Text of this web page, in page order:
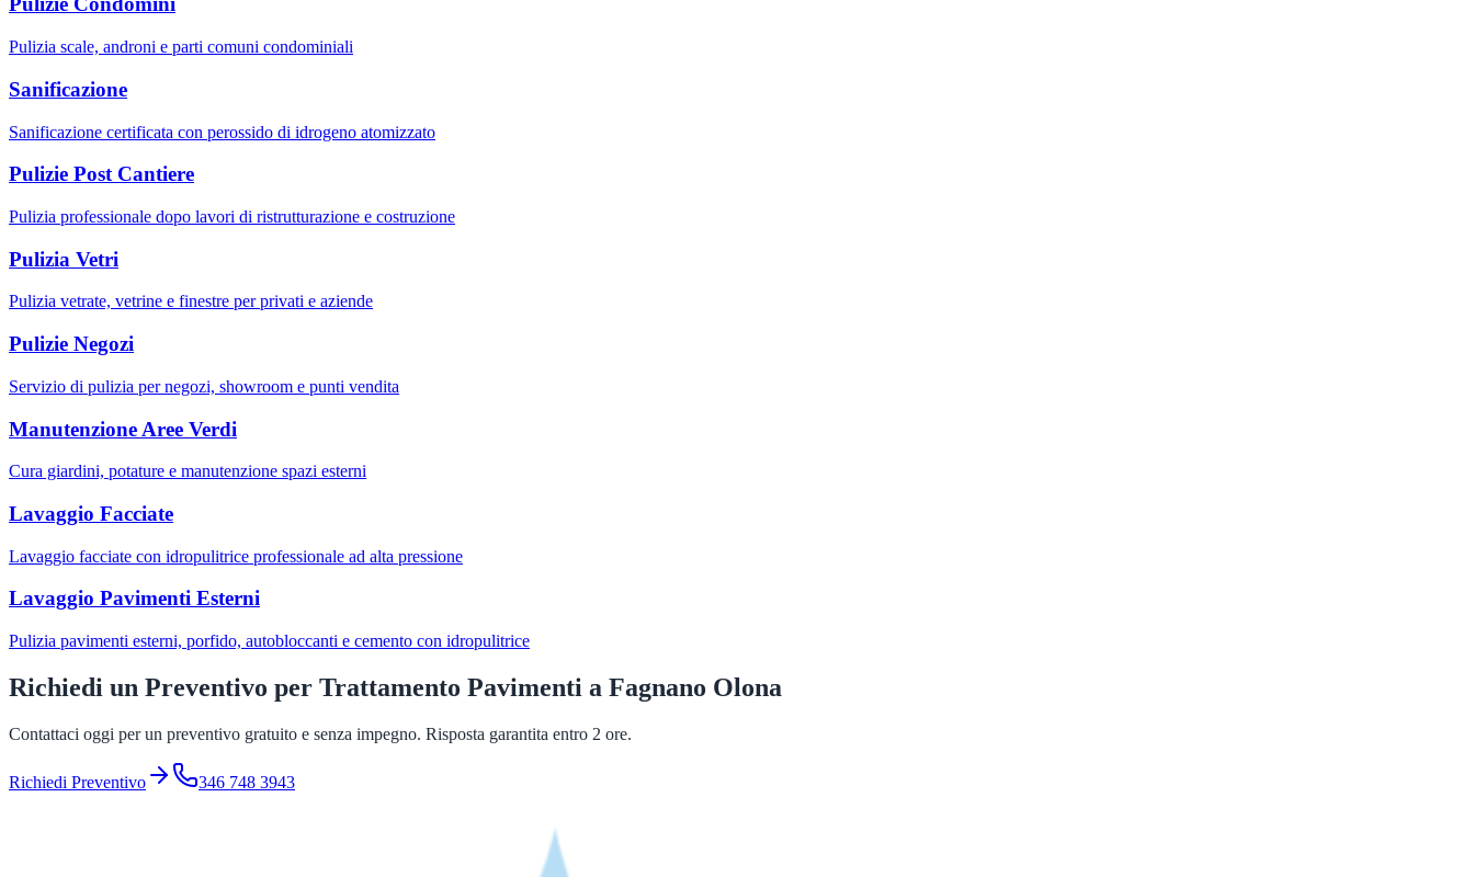
Pulizia scale, androni e parti comuni condominiali
Sanificazione
Sanificazione certificata con perossido di idrogeno atomizzato
Pulizie Post Cantiere
Pulizia professionale dopo lavori di ristrutturazione e costruzione
Pulizia Vetri
Pulizia vetrate, vetrine e finestre per privati e aziende
Pulizie Negozi
Servizio di pulizia per negozi, showroom e punti vendita
Manutenzione Aree Verdi
Cura giardini, potature e manutenzione spazi esterni
Lavaggio Facciate
Lavaggio facciate con idropulitrice professionale ad alta pressione
Lavaggio Pavimenti Esterni
Pulizia pavimenti esterni, porfido, autobloccanti e cemento con idropulitrice
Richiedi un Preventivo per Trattamento Pavimenti a Fagnano Olona
Contattaci oggi per un preventivo gratuito e senza impegno. Risposta garantita entro 2 ore.
Richiedi Preventivo 346 748 3943